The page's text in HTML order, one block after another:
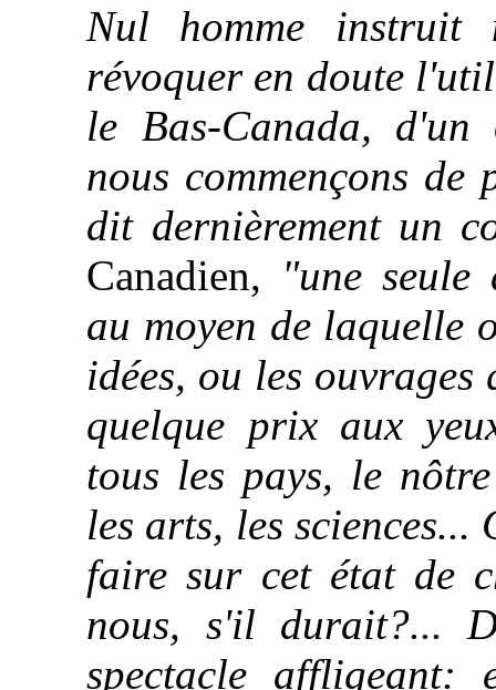
Nul homme instruit
révoquer en doute
le Bas-Canada, d'un
nous commençons
dit dernièrement un
Canadien,
"une seule
au moyen de laquelle
idées, ou les
quelque prix aux
tous les pays, le
les arts, les sciences...
faire sur cet état de
nous, s'il durait?...
spectacle affligeant: